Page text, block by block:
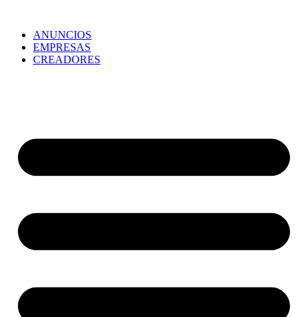
ANUNCIOS
EMPRESAS
CREADORES